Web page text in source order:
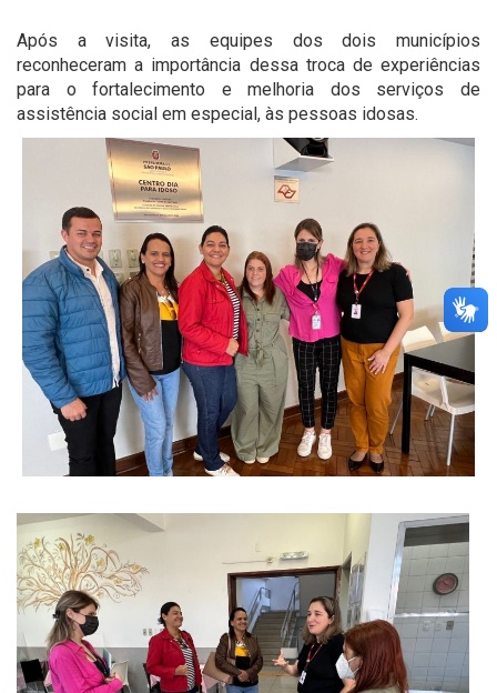
Após a visita, as equipes dos dois municípios
reconheceram a importância dessa troca de experiências
para o fortalecimento e melhoria dos serviços de
assistência social em especial, às pessoas idosas.